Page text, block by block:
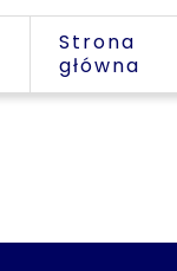
Strona
główna